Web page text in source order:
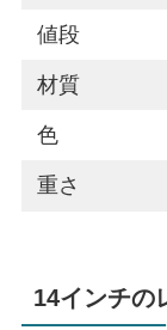
値段
材質
色
重さ
14インチの